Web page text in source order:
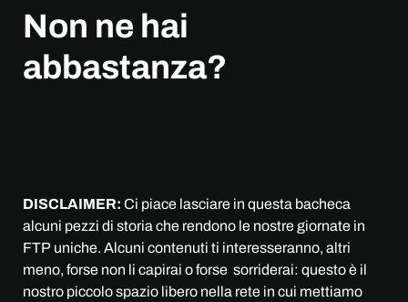
Non ne hai
abbastanza?
DISCLAIMER: Ci piace lasciare in questa bacheca
alcuni pezzi di storia che rendono le nostre giornate in
FTP uniche. Alcuni contenuti ti interesseranno, altri
meno, forse non li capirai o forse sorriderai: questo è il
nostro piccolo spazio libero nella rete in cui mettiamo